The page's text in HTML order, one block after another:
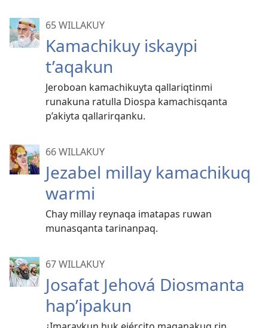
65 WILLAKUY
Kamachikuy iskaypi
t’aqakun
Jeroboan kamachikuyta qallariqtinmi
runakuna ratulla Diospa kamachisqanta
p’akiyta qallarirqanku.
66 WILLAKUY
Jezabel millay kamachikuq
warmi
Chay millay reynaqa imatapas ruwan
munasqanta tarinanpaq.
67 WILLAKUY
Josafat Jehová Diosmanta
hap’ipakun